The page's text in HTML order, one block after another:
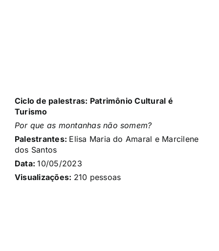
Ciclo de palestras: Patrimônio Cultural é
Turismo
Por que as montanhas não somem?
Palestrantes: Elisa Maria do Amaral e Marcilene
dos Santos
Data:10/05/2023
Visualizações: 210 pessoas